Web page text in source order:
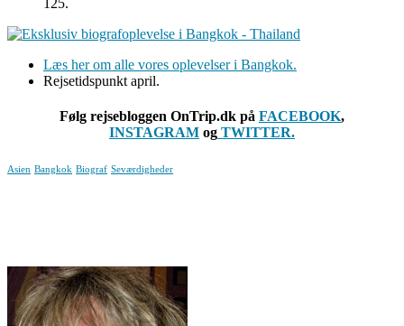
Læs her om alle vores oplevelser i Bangkok.
Rejsetidspunkt april.
Følg rejsebloggen OnTrip.dk på FACEBOOK,
INSTAGRAM og TWITTER.
Asien Bangkok Biograf Seværdigheder